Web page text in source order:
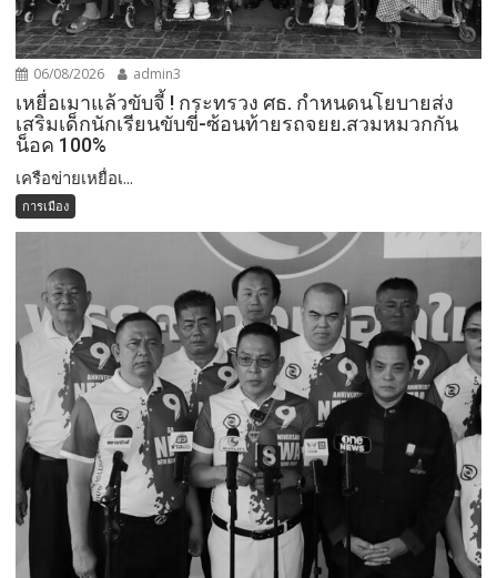
06/08/2026 admin3
เหยื่อเมาแล้วขับจี้ ! กระทรวง ศธ. กำหนดนโยบายส่ง
เสริมเด็กนักเรียนขับขี่-ซ้อนท้ายรถจยย.สวมหมวกกัน
น็อค 100%
เครือข่ายเหยื่อเ...
การเมือง